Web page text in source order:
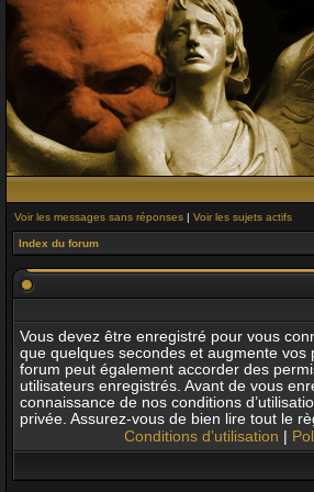
Voir les messages sans réponses | Voir les sujets actifs
Index du forum
Vous devez être enregistré pour vous
que quelques secondes et augmente vos
forum peut également accorder des
utilisateurs enregistrés. Avant de vous
connaissance de nos conditions
privée. Assurez-vous de bien lire tout le
Conditions d’utilisation